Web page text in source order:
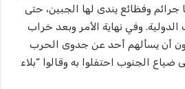
جرائم وفظائع يندى لها الجبين، حتى
وفي نهاية الأمر وبعد خراب
أن يسألهم أحد عن جدوى الحرب
ضياع الجنوب احتفلوا به وقالوا “بلاء